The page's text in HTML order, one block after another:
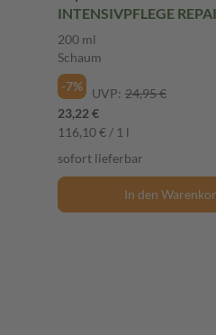
INTENSIVPFLEGE
SCHAUM-CREME 200 ml
200 ml
Schaum
-7%
UVP: 24,95 €
23,22 €
116,10 € / 1 l
sofort lieferbar
In den